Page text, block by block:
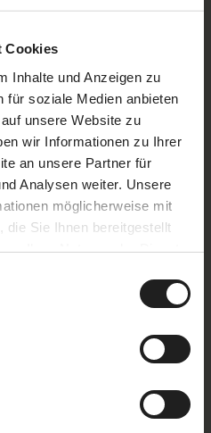
Cookies
Inhalte und Anzeigen zu
für soziale Medien anbieten
unsere Website zu
wir Informationen zu Ihrer
an unsere Partner für
Analysen weiter. Unsere
möglicherweise mit
die Sie Ihnen bereitgestellt
Zitatbereich
to put together our